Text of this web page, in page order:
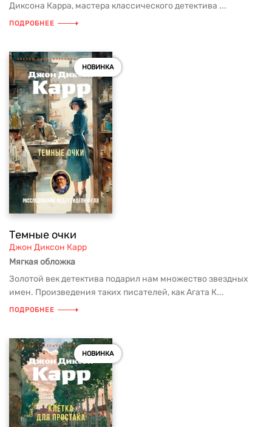
Диксона Карра, мастера классического детектива ...
ПОДРОБНЕЕ
НОВИНКА
Темные очки
Джон Диксон Карр
Мягкая обложка
Золотой век детектива подарил нам множество звездных
имен. Произведения таких писателей, как Агата К...
ПОДРОБНЕЕ
НОВИНКА